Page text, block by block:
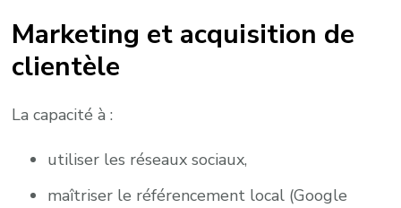
Marketing et acquisition de
clientèle
La capacité à :
utiliser les réseaux sociaux,
maîtriser le référencement local (Google